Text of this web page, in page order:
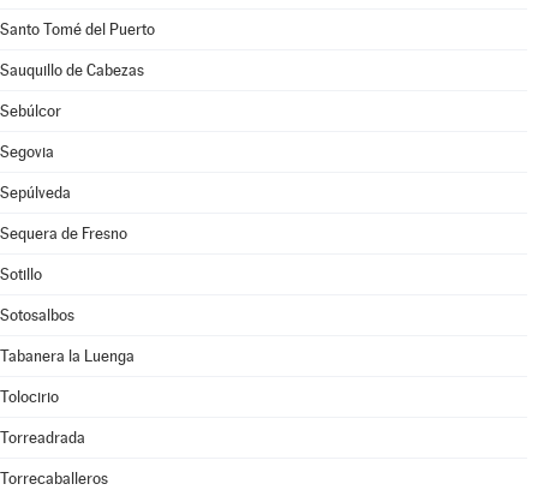
Santo Tomé del Puerto
Sauquillo de Cabezas
Sebúlcor
Segovia
Sepúlveda
Sequera de Fresno
Sotillo
Sotosalbos
Tabanera la Luenga
Tolocirio
Torreadrada
Torrecaballeros